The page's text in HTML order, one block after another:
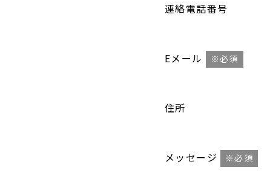
連絡電話番号
Eメール ※必須
住所
メッセージ ※必須